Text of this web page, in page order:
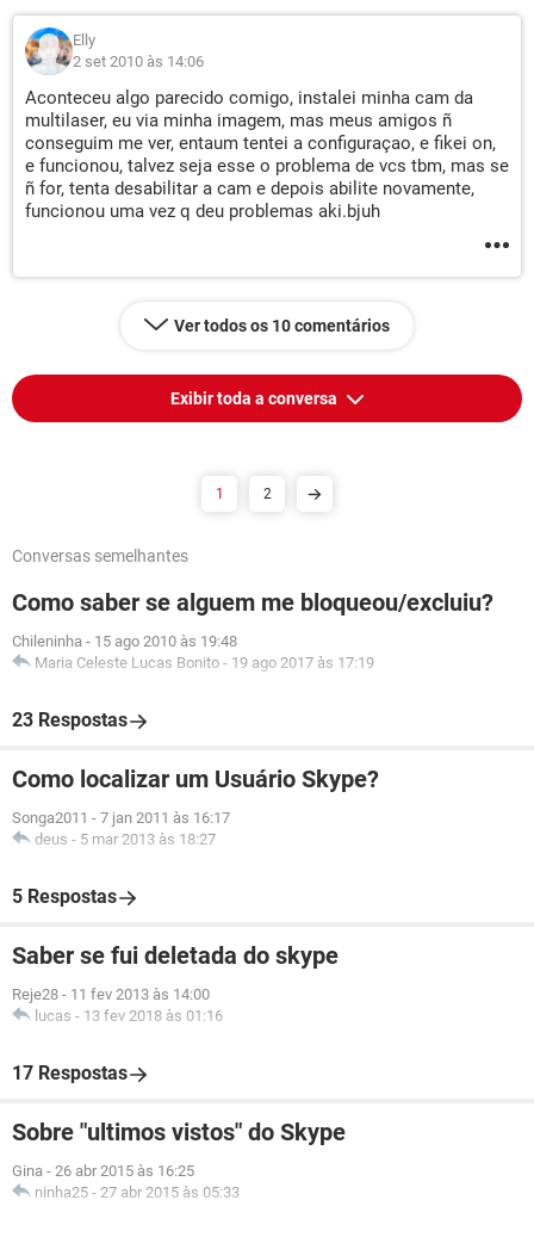
Elly
2 set 2010 às 14:06
Aconteceu algo parecido comigo, instalei minha cam da
multilaser, eu via minha imagem, mas meus amigos ñ
conseguim me ver, entaum tentei a configuraçao, e fikei on,
e funcionou, talvez seja esse o problema de vcs tbm, mas se
ñ for, tenta desabilitar a cam e depois abilite novamente,
funcionou uma vez q deu problemas aki.bjuh
Ver todos os 10 comentários
Exibir toda a conversa
1 2
Conversas semelhantes
Como saber se alguem me bloqueou/excluiu?
Chileninha - 15 ago 2010 às 19:48
Maria Celeste Lucas Bonito - 19 ago 2017 às 17:19
23 Respostas
Como localizar um Usuário Skype?
Songa2011 - 7 jan 2011 às 16:17
deus - 5 mar 2013 às 18:27
5 Respostas
Saber se fui deletada do skype
Reje28 - 11 fev 2013 às 14:00
lucas - 13 fev 2018 às 01:16
17 Respostas
Sobre "ultimos vistos" do Skype
Gina - 26 abr 2015 às 16:25
ninha25 - 27 abr 2015 às 05:33